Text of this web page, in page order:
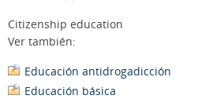
Citizenship education
Ver también:
Educación antidrogadicción
Educación básica